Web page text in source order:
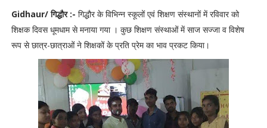
Gidhaur/ गिद्धौर :- गिद्धौर के विभिन्न स्कूलों एवं शिक्षण संस्थानों में रविवार को
शिक्षक दिवस धूमधाम से मनाया गया । कुछ शिक्षण संस्थाओं में साज सज्जा व विशेष
रूप से छात्र-छात्राओं ने शिक्षकों के प्रति प्रेम का भाव प्रकट किया।